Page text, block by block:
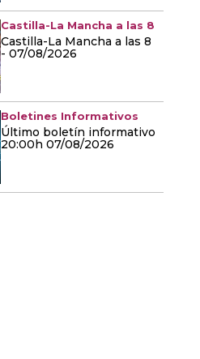
Castilla-La Mancha a las 8
Castilla-La Mancha a las 8
- 07/08/2026
Boletines Informativos
Último boletín informativo
20:00h 07/08/2026